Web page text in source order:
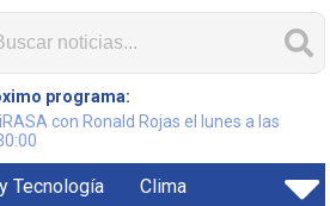
programa:
con Ronald Rojas el lunes a las
Tecnología Clima